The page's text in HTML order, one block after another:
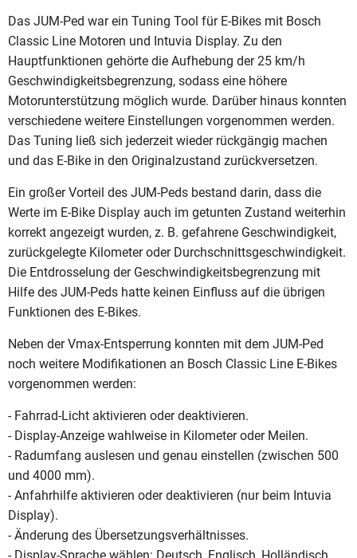
Das JUM-Ped war ein Tuning Tool für E-Bikes mit Bosch
Classic Line Motoren und Intuvia Display. Zu den
Hauptfunktionen gehörte die Aufhebung der 25 km/h
Geschwindigkeitsbegrenzung, sodass eine höhere
Motorunterstützung möglich wurde. Darüber hinaus konnten
verschiedene weitere Einstellungen vorgenommen werden.
Das Tuning ließ sich jederzeit wieder rückgängig machen
und das E-Bike in den Originalzustand zurückversetzen.
Ein großer Vorteil des JUM-Peds bestand darin, dass die
Werte im E-Bike Display auch im getunten Zustand weiterhin
korrekt angezeigt wurden, z. B. gefahrene Geschwindigkeit,
zurückgelegte Kilometer oder Durchschnittsgeschwindigkeit.
Die Entdrosselung der Geschwindigkeitsbegrenzung mit
Hilfe des JUM-Peds hatte keinen Einfluss auf die übrigen
Funktionen des E-Bikes.
Neben der Vmax-Entsperrung konnten mit dem JUM-Ped
noch weitere Modifikationen an Bosch Classic Line E-Bikes
vorgenommen werden:
- Fahrrad-Licht aktivieren oder deaktivieren.
- Display-Anzeige wahlweise in Kilometer oder Meilen.
- Radumfang auslesen und genau einstellen (zwischen 500
und 4000 mm).
- Anfahrhilfe aktivieren oder deaktivieren (nur beim Intuvia
Display).
- Änderung des Übersetzungsverhältnisses.